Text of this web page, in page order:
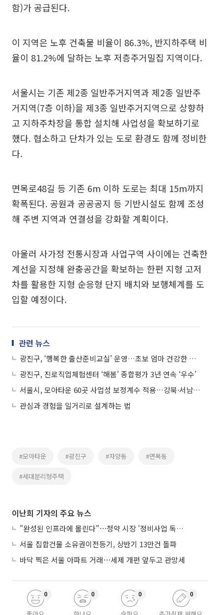
함)가 공급된다.
이 지역은 노후 건축물 비율이 86.3%, 반지하주택 비
율이 81.2%에 달하는 노후 저층주거밀집 지역이다.
서울시는 기존 제2종 일반주거지역과 제2종 일반주
거지역(7층 이하)을 제3종 일반주거지역으로 상향하
고 지하주차장을 통합 설치해 사업성을 확보하기로
했다. 협소하고 단차가 있는 도로 환경도 함께 정비한
다.
면목로48길 등 기존 6m 이하 도로는 최대 15m까지
확폭된다. 공원과 공공공지 등 기반시설도 함께 조성
해 주변 지역과 연결성을 강화할 계획이다.
아울러 사가정 전통시장과 사업구역 사이에는 건축한
계선을 지정해 완충공간을 확보하는 한편 지형 고저
차를 활용한 지형 순응형 단지 배치와 보행체계를 도
입할 예정이다.
관련 뉴스
광진구, ‘행복한 출산준비교실’ 운영…초보 엄마 건강한 출산 돕는다
광진구, 진로직업체험센터 ‘해봄’ 종합평가 3년 연속 ‘우수’
서울시, 모아타운 60곳 사업성 보정계수 적용…강북·서남권 부담 낮춘다
관심과 경험을 일거리로 설계하는 법
#모아타운 #광진구 #자양동 #면목동
#세대분리형주택
이난희 기자의 주요 뉴스
"완성된 인프라에 몰린다"⋯청약 시장 '정비사업 독주' 42배 격차
서울 집합건물 소유권이전등기, 상반기 13만건 돌파
바닥 찍은 서울 아파트 거래⋯세제 개편 앞두고 관망세
0 0 0 0